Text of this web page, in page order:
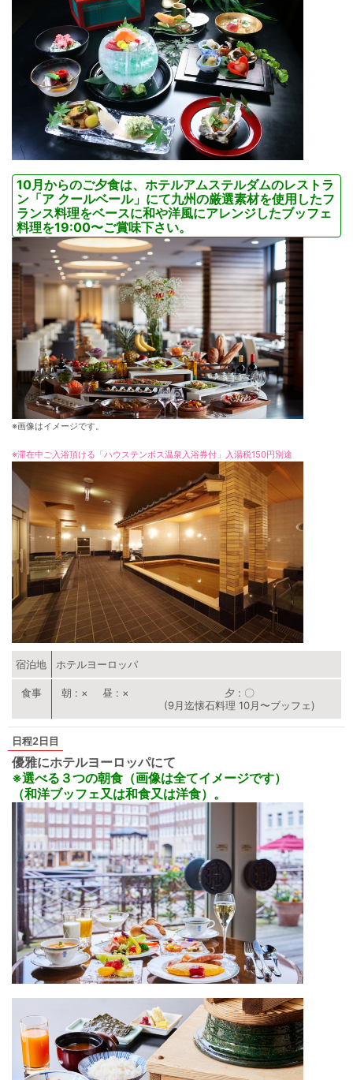
10月からのご夕食は、ホテルアムステルダムのレストラ
ン「ア クールベール」にて九州の厳選素材を使用したフ
ランス料理をベースに和や洋風にアレンジしたブッフェ
料理を19:00〜ご賞味下さい。
※画像はイメージです。
※滞在中ご入浴頂ける「ハウステンボス温泉入浴券付」入湯税150円別途
宿泊地 ホテルヨーロッパ
朝 × 昼 × 夕
〇
(9月迄懐石料理 10月〜ブッフェ)
2日目
優雅にホテルヨーロッパにて
※選べる３つの朝食（画像は全てイメージです）
（和洋ブッフェ又は和食又は洋食）。